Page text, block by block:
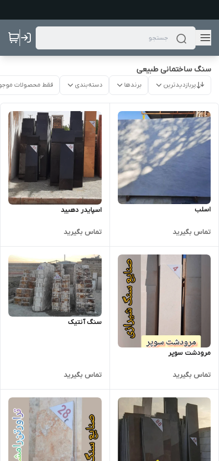
سنگ ساختمانی طبیعی
پربازدیدترین برندها دسته‌بندی فقط محصولات
اسلب
تماس بگیرید
اسپایدر دهبید
تماس بگیرید
مرودشت سوپر
تماس بگیرید
سنگ آنتیک
تماس بگیرید